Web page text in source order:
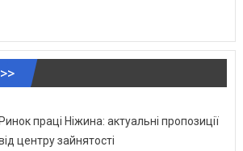
Ринок праці Ніжина: актуальні пропозиції
центру зайнятості